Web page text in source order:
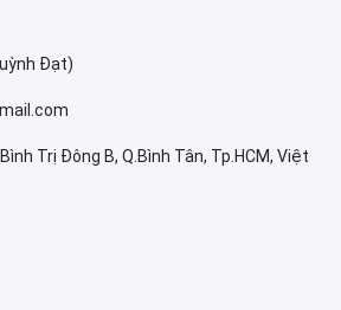
Đạt)
Trị Đông B, Q.Bình Tân, Tp.HCM, Việt